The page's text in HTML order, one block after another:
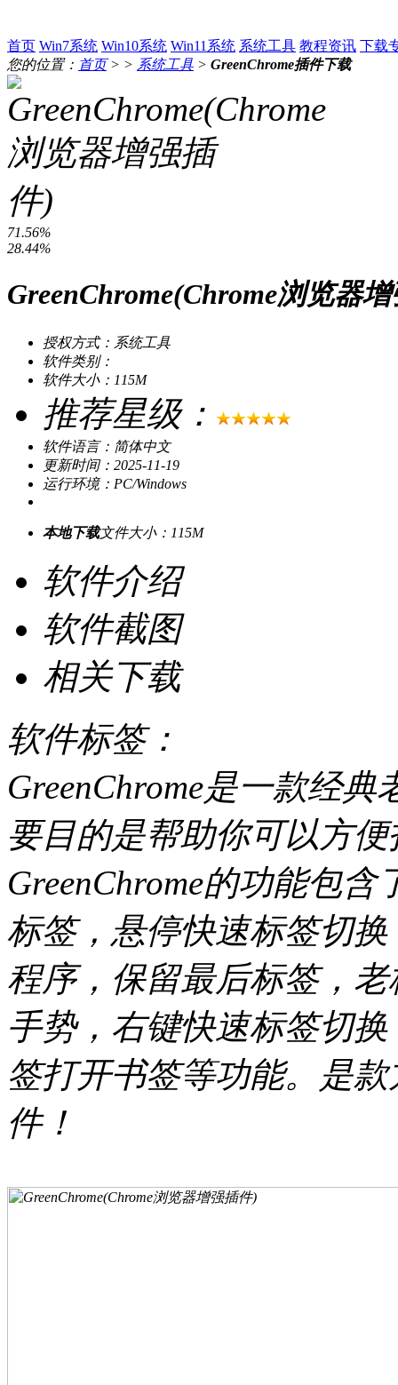
首页 Win7系统 Win10系统 Win11系统 系统工具 教程资讯 下载
您的位置： 首页> > 系统工具 > GreenChrome插件下载
71.56%
28.44%
GreenChrome(Chrome浏览器
授权方式：系统工具
软件类别：
软件大小：115M
推荐星级：
软件语言：简体中文
更新时间：2025-11-19
运行环境：PC/Windows
本地下载文件大小：115M
软件介绍
软件截图
相关下载
软件标签：
GreenChrome是一款经
要目的是帮助你可以方便
GreenChrome的功能包
标签，悬停快速标签切
程序，保留最后标签，
手势，右键快速标签切
签打开书签等功能。是
件！